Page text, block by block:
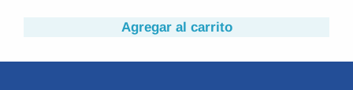
Agregar al carrito